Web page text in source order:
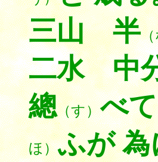
三山 半
二水 中
總（す）べ
ほ）ふが 為